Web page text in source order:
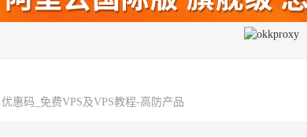
惠码_免费VPS及VPS教程-高防产品